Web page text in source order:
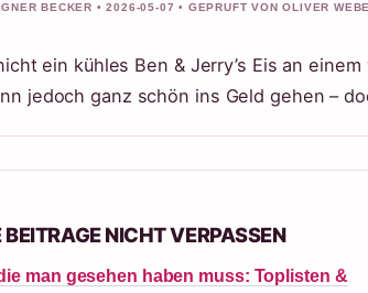
BECKER • 2026-05-07 • GEPRUFT VON OLIVER
ein kühles Ben & Jerry’s Eis an
jedoch ganz schön ins Geld gehen –
BEITRAGE NICHT VERPASSEN
man gesehen haben muss: Toplisten &